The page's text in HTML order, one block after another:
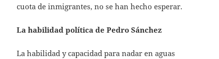
cuota de inmigrantes, no se han hecho esperar.
La habilidad política de Pedro Sánchez
La habilidad y capacidad para nadar en aguas